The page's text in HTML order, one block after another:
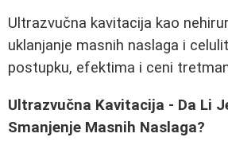
Ultrazvučna kavitacija kao
uklanjanje masnih naslaga i
postupku, efektima i ceni
Ultrazvučna Kavitacija - Da Li
Smanjenje Masnih Naslaga?